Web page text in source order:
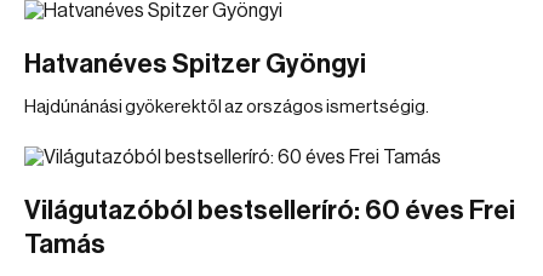
Hatvanéves Spitzer Gyöngyi
Hajdúnánási gyökerektől az országos ismertségig.
Világutazóból bestselleríró: 60 éves Frei
Tamás